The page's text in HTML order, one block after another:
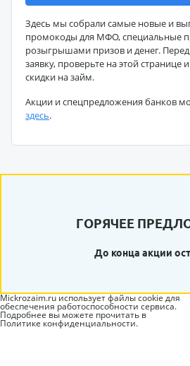
Здесь мы собрали самые новые и
промокоды для МФО, специальные
розыгрышами призов и денег. Перед
заявку, проверьте на этой
скидки на займ.
Акции и спецпредложения банков
здесь.
ГОРЯЧЕЕ
До конца акции
Mickrozaim.ru использует файлы cookie для
обеспечения работоспособности сервиса.
Подробнее вы можете прочитать в
Политике конфиденциальности.